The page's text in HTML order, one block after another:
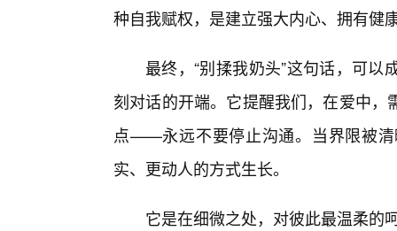
种自我赋权，是建立强大内心、拥有健
最终，“别揉我奶头”这句话，可
刻对话的开端。它提醒我们，在爱中
点——永远不要停止沟通。当界限被
实、更动人的方式生长。
它是在细微之处，对彼此最温柔的